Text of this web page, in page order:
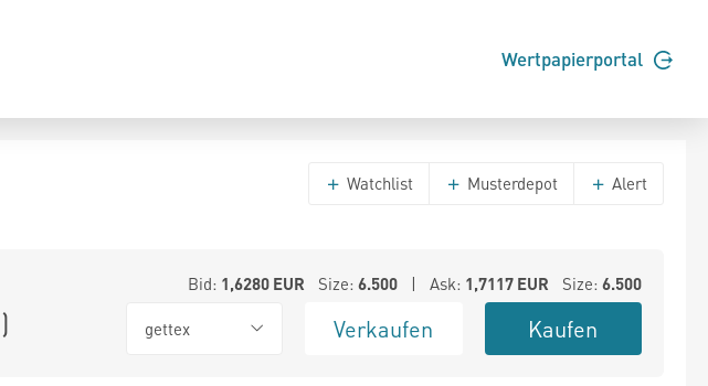
Wertpapierportal
Watchlist Musterdepot Alert
Bid: 1,6280EUR Size: 6.500| Ask: 1,7117EUR Size: 6.500
) gettex Verkaufen Kaufen